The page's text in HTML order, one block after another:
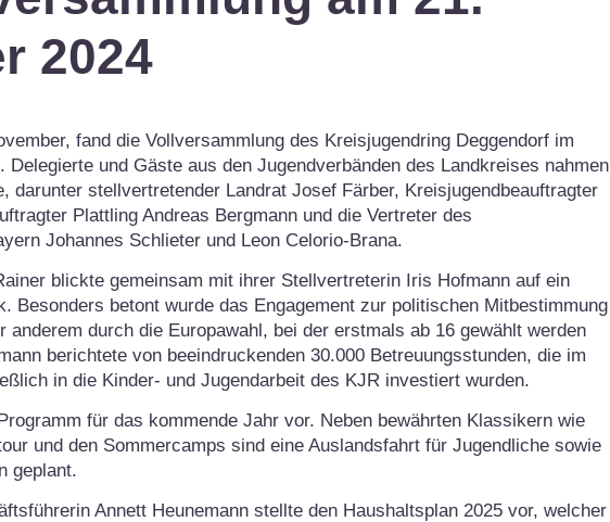
2024
fand die Vollversammlung des Kreisjugendring Deggendorf im
Delegierte und Gäste aus den Jugendverbänden des Landkreises nahmen
darunter stellvertretender Landrat Josef Färber, Kreisjugendbeauftragter
Plattling Andreas Bergmann und die Vertreter des
Johannes Schlieter und Leon Celorio-Brana.
blickte gemeinsam mit ihrer Stellvertreterin Iris Hofmann auf ein
Besonders betont wurde das Engagement zur politischen Mitbestimmung
anderem durch die Europawahl, bei der erstmals ab 16 gewählt werden
berichtete von beeindruckenden 30.000 Betreuungsstunden, die im
in die Kinder- und Jugendarbeit des KJR investiert wurden.
für das kommende Jahr vor. Neben bewährten Klassikern wie
und den Sommercamps sind eine Auslandsfahrt für Jugendliche sowie
geplant.
Annett Heunemann stellte den Haushaltsplan 2025 vor, welcher